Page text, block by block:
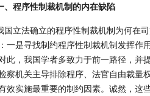
、程序性制裁机制的内在缺陷
国立法确立的程序性制裁机制为何在
一是寻找制约程序性制裁机制发挥作
此，我国学者多致力于前一路径，并
察机关主导排除程序、法官自由裁量
效实施最重要的制约因素。诚然，这